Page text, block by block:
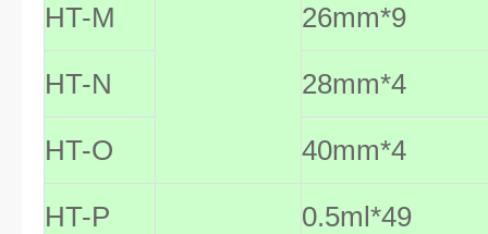
HT-M 26mm*9
HT-N 28mm*4
HT-O 40mm*4
HT-P 0.5ml*49